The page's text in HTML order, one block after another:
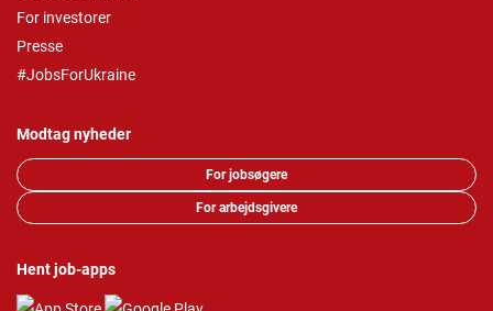
For investorer
Presse
#JobsForUkraine
Modtag nyheder
For jobsøgere
For arbejdsgivere
Hent job-apps